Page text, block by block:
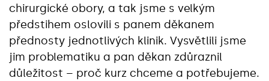
chirurgické obory, a tak jsme s velkým
předstihem oslovili s panem děkanem
přednosty jednotlivých klinik. Vysvětlili jsme
jim problematiku a pan děkan zdůraznil
důležitost – proč kurz chceme a potřebujeme.